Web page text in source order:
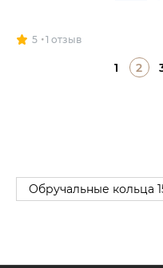
5 1 отзыв
1 2
Обручальные кольца